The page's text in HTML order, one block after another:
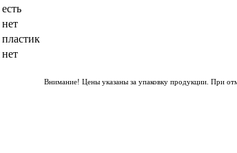
есть
нет
пластик
нет
Внимание! Цены указаны за упаковку продукции. При